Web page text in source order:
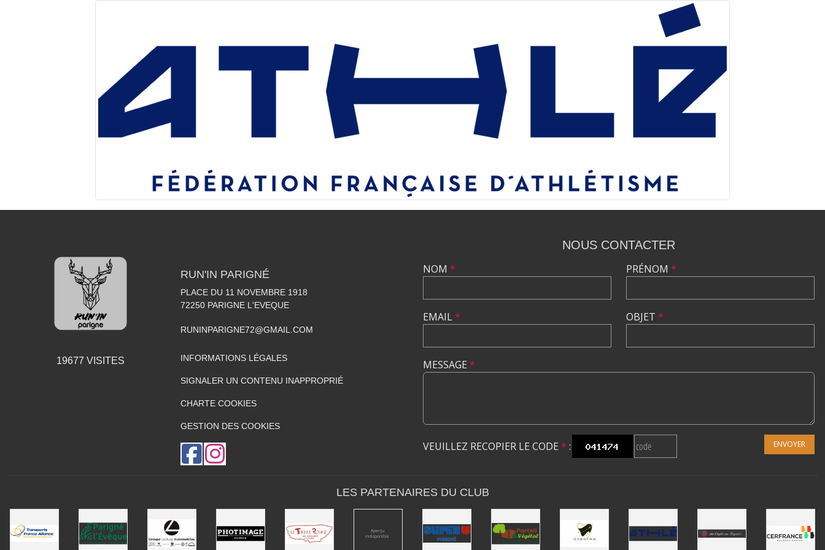
19677 VISITES
RUN'IN PARIGNÉ
PLACE DU 11 NOVEMBRE 1918
72250 PARIGNE L'EVEQUE
RUNINPARIGNE72@GMAIL.COM
INFORMATIONS LÉGALES
SIGNALER UN CONTENU INAPPROPRIÉ
CHARTE COOKIES
GESTION DES COOKIES
NOUS CONTACTER
NOM *
EMAIL*
PRÉNOM *
OBJET *
MESSAGE *
VEUILLEZ RECOPIER LE CODE * : ENVOYER
LES PARTENAIRES DU CLUB